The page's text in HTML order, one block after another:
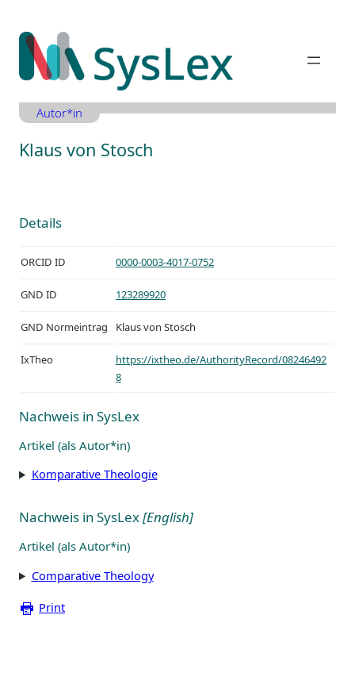
Inhalt
springen
Autor*in
Klaus von Stosch
Details
ORCID ID 0000-0003-4017-0752
GND ID 123289920
GND Normeintrag Klaus von Stosch
IxTheo
https://ixtheo.de/AuthorityRecord/08246492
8
Nachweis in SysLex
Artikel (als Autor*in)
Komparative Theologie
Nachweis in SysLex[English]
Artikel (als Autor*in)
Comparative Theology
Print